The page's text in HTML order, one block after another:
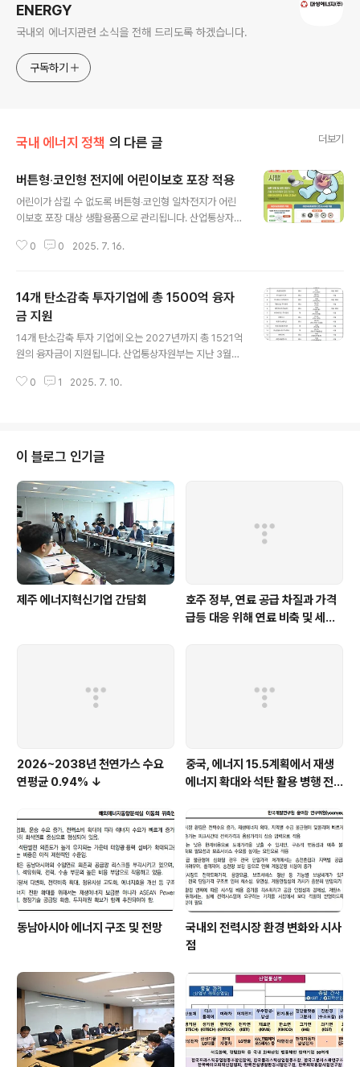
ENERGY
국내외 에너지관련 소식을 전해 드리도록 하겠습니다.
구독하기
국내 에너지 정책 의 다른 글 더보기
버튼형‧코인형 전지에 어린이보호 포장 적용
어린이가 삼킬 수 없도록 버튼형‧코인형 일차전지가 어린
이보호 포장 대상 생활용품으로 관리됩니다. 산업통상자원
들 전지에 이중포장 방식을 적용하고 포장에는 안전그림과
전지의 어린이 삼킴사고는 ▲2020년 62건 ▲2021년 4
4건 ▲2022년 62건 ▲2023년 61건 ▲2024년 39건
으로 꾸준히 발생하고 있습니다. 어린이가 전지를 삼킬 경
우 체내 전기화학 반응으로 식도나 위 등에 화상, 천공, 궤
양 같은 상해를 입힐 수 있고 즉시 제거하지 않으면 심한 경
우 사망에까지 이를 수 있습니다. 실제로 미국에서는 202
0 0 2025. 7. 16.
14개 탄소감축 투자기업에 총 1500억 융자
금 지원
14개 탄소감축 투자 기업에 오는 2027년까지 총 1521억
원의 융자금이 지원됩니다. 산업통상자원부는 지난 3월부
습니다. 이들 기업은 연 1.3%의 금리로 기업당 최대 357
획하고 있습니다. 산업부의 융자 사업은 온실가스 배출을
획기적으로 줄이는 시설과 기술, 경제적 파급 효과가 큰 R
&D 프로젝트에 융자해 주는 사업으로, 지난 2022년부터
올해까지 총 84건의 프로젝트에 6540억원을 지원하고
있습니다. 이를 통해 2조 7000억여 원 규모의 민간 부문
신규 투자와 연간 1..
0 1 2025. 7. 10.
이 블로그 인기글
제주 에너지혁신기업 간담회
호주 정부, 연료 공급 차질과 가격
급등 대응 위해 연료 비축 및 세제
2026~2038년 천연가스 수요
연평균 0.94% ↓
중국, 에너지 15.5계획에서 재생
에너지 확대와 석탄 활용 병행 전
동남아시아 에너지 구조 및 전망
국내외 전력시장 환경 변화와 시사
점